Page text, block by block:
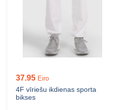
37.95 Eiro
4F vīriešu ikdienas sporta
bikses